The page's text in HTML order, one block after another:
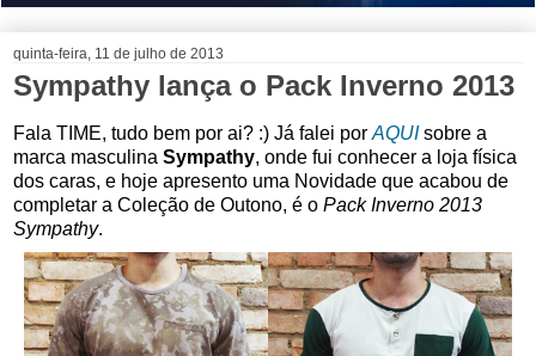
quinta-feira, 11 de julho de 2013
Sympathy lança o Pack Inverno 2013
Fala TIME, tudo bem por ai? :) Já falei por AQUIsobre a
marca masculina Sympathy, onde fui conhecer a loja física
dos caras, e hoje apresento uma Novidade que acabou de
completar a Coleção de Outono, é o Pack Inverno 2013
Sympathy.